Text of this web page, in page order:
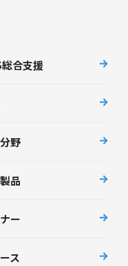
合支援
野
品
ー
ス